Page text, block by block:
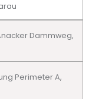
Dammweg,
Perimeter A,